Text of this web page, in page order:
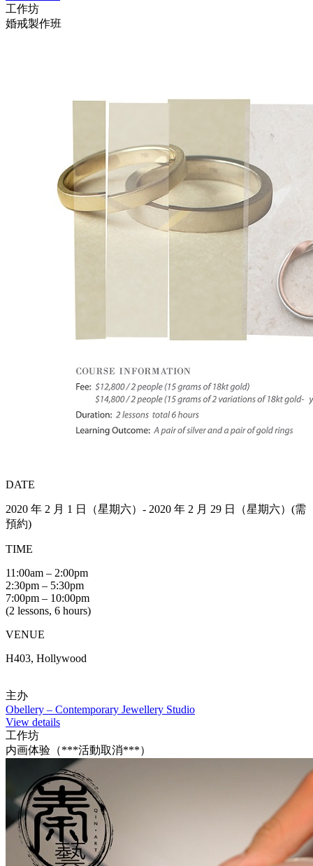
工作坊
婚戒製作班
DATE
2020 年 2 月 1 日（星期六）- 2020 年 2 月 29 日（星期六）(需
預約)
TIME
11:00am – 2:00pm
2:30pm – 5:30pm
7:00pm – 10:00pm
(2 lessons, 6 hours)
VENUE
H403, Hollywood
主办
Obellery – Contemporary Jewellery Studio
View details
工作坊
内画体验（***活動取消***）